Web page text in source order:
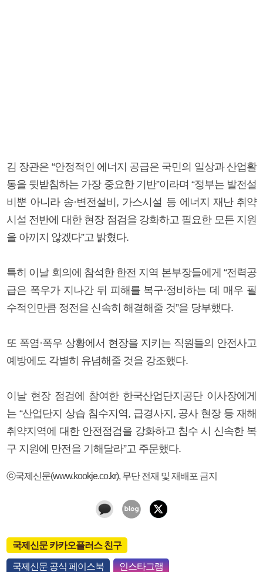
김 장관은 “안정적인 에너지 공급은 국민의 일상과 산업활
동을 뒷받침하는 가장 중요한 기반”이라며 “정부는 발전설
비뿐 아니라 송·변전설비, 가스시설 등 에너지 재난 취약
시설 전반에 대한 현장 점검을 강화하고 필요한 모든 지원
을 아끼지 않겠다”고 밝혔다.
특히 이날 회의에 참석한 한전 지역 본부장들에게 “전력공
급은 폭우가 지나간 뒤 피해를 복구·정비하는 데 매우 필
수적인만큼 정전을 신속히 해결해줄 것”을 당부했다.
또 폭염·폭우 상황에서 현장을 지키는 직원들의 안전사고
예방에도 각별히 유념해줄 것을 강조했다.
이날 현장 점검에 참여한 한국산업단지공단 이사장에게
는 “산업단지 상습 침수지역, 급경사지, 공사 현장 등 재해
취약지역에 대한 안전점검을 강화하고 침수 시 신속한 복
구 지원에 만전을 기해달라”고 주문했다.
ⓒ국제신문(www.kookje.co.kr), 무단 전재 및 재배포 금지
국제신문 카카오플러스 친구
국제신문 공식 페이스북 인스타그램